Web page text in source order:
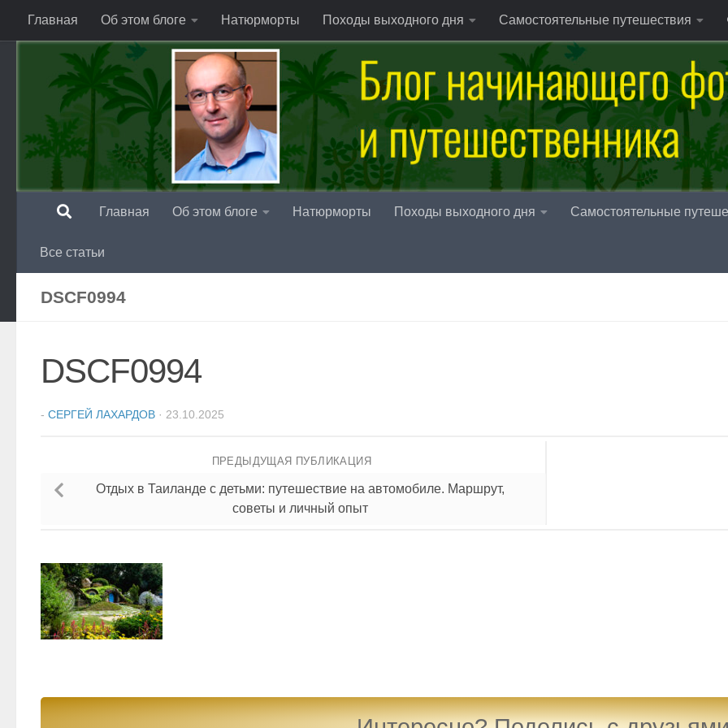
Перейти к содержимому
Главная Об этом блоге Натюрморты Походы выходного дня Самостоятельные путешествия
Главная Об этом блоге Натюрморты Походы выходного дня Самостоятельные
Все статьи
DSCF0994
DSCF0994
- СЕРГЕЙ ЛАХАРДОВ · 23.10.2025
ПРЕДЫДУЩАЯ ПУБЛИКАЦИЯ
Отдых в Таиланде с детьми: путешествие на автомобиле. Маршрут,
советы и личный опыт